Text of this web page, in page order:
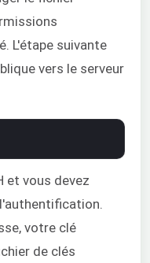
L'étape suivante
vers le serveur
et vous devez
votre clé
de clés